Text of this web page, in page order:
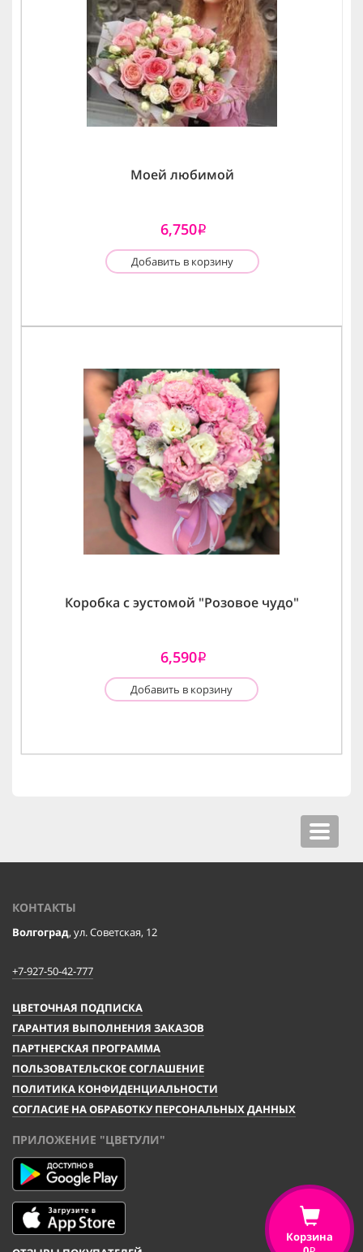
Моей любимой
6,750i
Добавить в корзину
Коробка с эустомой "Розовое чудо"
6,590i
Добавить в корзину
Toggle
КОНТАКТЫ
Волгоград, ул. Советская, 12
+7-927-50-42-777
ЦВЕТОЧНАЯ ПОДПИСКА
ГАРАНТИЯ ВЫПОЛНЕНИЯ ЗАКАЗОВ
ПАРТНЕРСКАЯ ПРОГРАММА
ПОЛЬЗОВАТЕЛЬСКОЕ СОГЛАШЕНИЕ
ПОЛИТИКА КОНФИДЕНЦИАЛЬНОСТИ
СОГЛАСИЕ НА ОБРАБОТКУ ПЕРСОНАЛЬНЫХ ДАННЫХ
ПРИЛОЖЕНИЕ "ЦВЕТУЛИ"
Корзина